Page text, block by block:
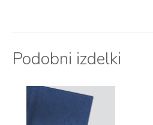
Podobni izdelki